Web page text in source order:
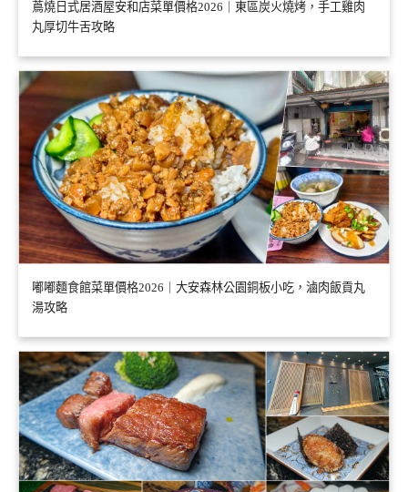
蔦燒日式居酒屋安和店菜單價格2026｜東區炭火燒烤，手工雞肉
丸厚切牛舌攻略
嘟嘟麵食館菜單價格2026｜大安森林公園銅板小吃，滷肉飯貢丸
湯攻略